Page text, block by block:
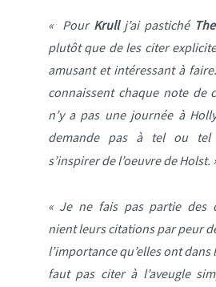
« Pour Krullj’ai pastiché
plutôt que de les citer
amusant et intéressant à
connaissent chaque note de
n’y a pas une journée à
demande pas à tel ou tel
s’inspirer de l’oeuvre de Holst.
« Je ne fais pas partie des
nient leurs citations par peur
l’importance qu’elles ont
faut pas citer à l’aveugle